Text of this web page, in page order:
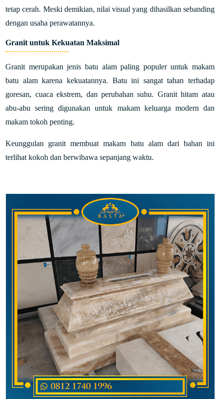
tetap cerah. Meski demikian, nilai visual yang dihasilkan sebanding
dengan usaha perawatannya.
Granit untuk Kekuatan Maksimal
Granit merupakan jenis batu alam paling populer untuk makam
batu alam karena kekuatannya. Batu ini sangat tahan terhadap
goresan, cuaca ekstrem, dan perubahan suhu. Granit hitam atau
abu-abu sering digunakan untuk makam keluarga modern dan
makam tokoh penting.
Keunggulan granit membuat makam batu alam dari bahan ini
terlihat kokoh dan berwibawa sepanjang waktu.